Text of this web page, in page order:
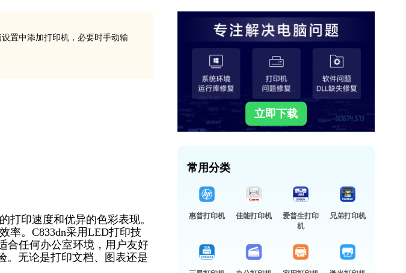
置中添加打印机，必要时手动输
打印速度和优异的色彩表现。
率。C833dn采用LED打印技
合任何办公室环境，用户友好
。无论是打印文档、图表还是
立即下载
常用分类
惠普打印机 佳能打印机
爱普生打印
机
兄弟打印机